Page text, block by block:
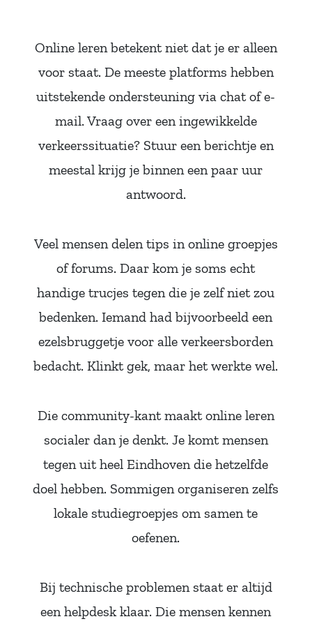
Online leren betekent niet dat je er alleen
voor staat. De meeste platforms hebben
uitstekende ondersteuning via chat of e-
mail. Vraag over een ingewikkelde
verkeerssituatie? Stuur een berichtje en
meestal krijg je binnen een paar uur
antwoord.
Veel mensen delen tips in online groepjes
of forums. Daar kom je soms echt
handige trucjes tegen die je zelf niet zou
bedenken. Iemand had bijvoorbeeld een
ezelsbruggetje voor alle verkeersborden
bedacht. Klinkt gek, maar het werkte wel.
Die community-kant maakt online leren
socialer dan je denkt. Je komt mensen
tegen uit heel Eindhoven die hetzelfde
doel hebben. Sommigen organiseren zelfs
lokale studiegroepjes om samen te
oefenen.
Bij technische problemen staat er altijd
een helpdesk klaar. Die mensen kennen